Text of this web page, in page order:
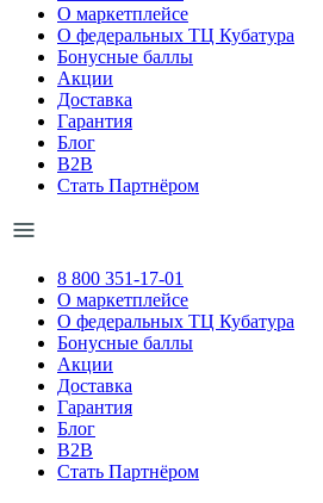
О маркетплейсе
О федеральных ТЦ Кубатура
Бонусные баллы
Акции
Доставка
Гарантия
Блог
B2B
Стать Партнёром
8 800 351-17-01
О маркетплейсе
О федеральных ТЦ Кубатура
Бонусные баллы
Акции
Доставка
Гарантия
Блог
B2B
Стать Партнёром